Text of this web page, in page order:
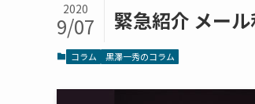
緊急紹介 メー
2020
9/07
コラム 黒澤一秀のコラム